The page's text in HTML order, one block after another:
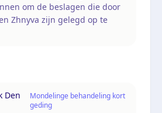
om de beslagen die door
Zhnyva zijn gelegd op te
Den
Mondelinge behandeling kort
geding